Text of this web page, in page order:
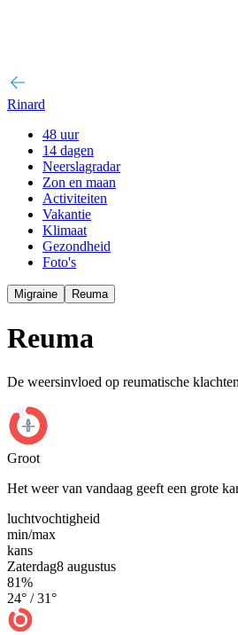
Rinard
48 uur
14 dagen
Neerslagradar
Zon en maan
Activiteiten
Vakantie
Klimaat
Gezondheid
Foto's
Migraine Reuma
Reuma
De weersinvloed op reumatische
Groot
Het weer van vandaag geeft een grote
luchtvochtigheid
min/max
kans
Zaterdag8 augustus
81%
24° /31°